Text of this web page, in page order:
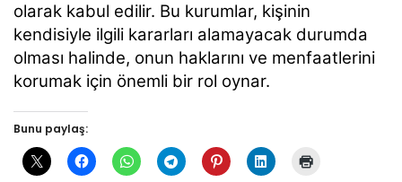
olarak kabul edilir. Bu kurumlar, kişinin
kendisiyle ilgili kararları alamayacak durumda
olması halinde, onun haklarını ve menfaatlerini
korumak için önemli bir rol oynar.
Bunu paylaş: